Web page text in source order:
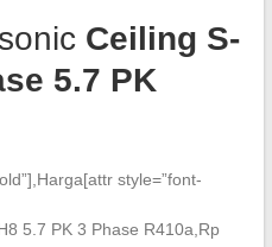
Ceiling S-
5.7 PK
style=”font-
5.7 PK 3 Phase R410a,Rp